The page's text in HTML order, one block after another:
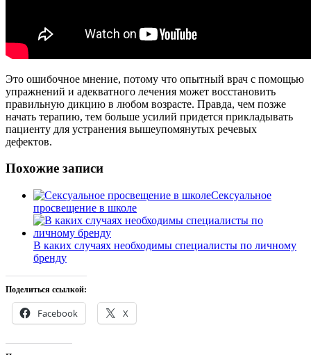
Это ошибочное мнение, потому что опытный врач с помощью
упражнений и адекватного лечения может восстановить
правильную дикцию в любом возрасте. Правда, чем позже
начать терапию, тем больше усилий придется прикладывать
пациенту для устранения вышеупомянутых речевых
дефектов.
Похожие записи
Сексуальное
просвещение в школе
В каких случаях необходимы специалисты по личному
бренду
Поделиться ссылкой:
Facebook X